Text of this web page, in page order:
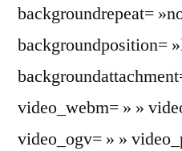
backgroundrepeat=
backgroundposition=
video_webm= » »
video_ogv= » »